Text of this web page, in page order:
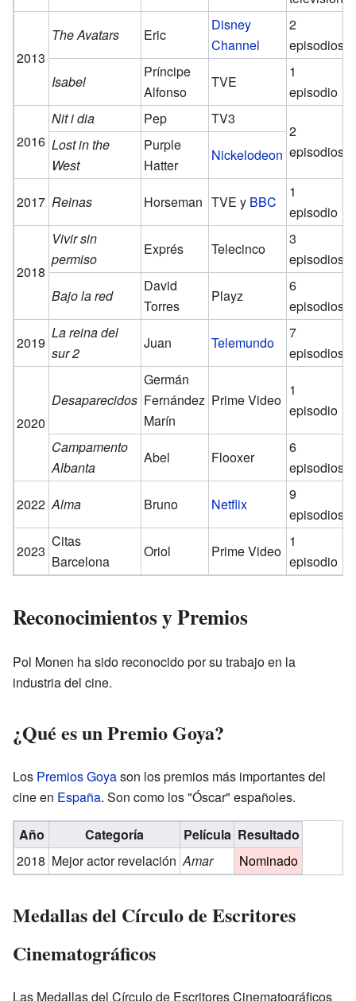
2013
The Avatars Eric
Disney
Channel
2
episodios
Isabel
Príncipe
Alfonso
TVE
1
episodio
2016
Nit i dia Pep TV3
2
episodios
Lost in the
West
Purple
Hatter
Nickelodeon
2017 Reinas Horseman TVE y BBC
1
episodio
2018
Vivir sin
permiso
Exprés Telecinco
3
episodios
Bajo la red
David
Torres
Playz
6
episodios
2019
La reina del
sur 2
Juan Telemundo
7
episodios
2020
Desaparecidos
Germán
Fernández
Marín
Prime Video
1
episodio
Campamento
Albanta
Abel Flooxer
6
episodios
2022 Alma Bruno Netflix
9
episodios
2023
Citas
Barcelona
Oriol Prime Video
1
episodio
Reconocimientos y Premios
Pol Monen ha sido reconocido por su trabajo en la
industria del cine.
¿Qué es un Premio Goya?
Los Premios Goyason los premios más importantes del
cine en España. Son como los "Óscar" españoles.
Año Categoría Película Resultado
2018 Mejor actor revelación Amar Nominado
Medallas del Círculo de Escritores
Cinematográficos
Las Medallas del Círculo de Escritores Cinematográficos